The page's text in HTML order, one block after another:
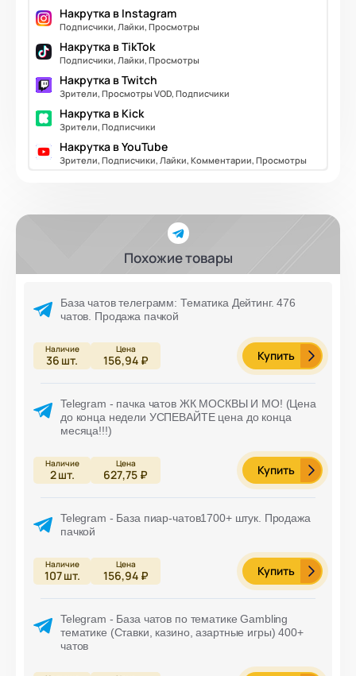
Накрутка в Instagram
Подписчики, Лайки, Просмотры
Накрутка в TikTok
Подписчики, Лайки, Просмотры
Накрутка в Twitch
Зрители, Просмотры VOD, Подписчики
Накрутка в Kick
Зрители, Подписчики
Накрутка в YouTube
Зрители, Подписчики, Лайки, Комментарии, Просмотры
Похожие товары
База чатов телеграмм: Тематика Дейтинг. 476
чатов. Продажа пачкой
36 шт. 156,94 ₽ Купить
Telegram - пачка чатов ЖК МОСКВЫ И МО! (Цена
до конца недели УСПЕВАЙТЕ цена до конца
месяца!!!)
2шт. 627,75 ₽ Купить
Telegram - База пиар-чатов1700+ штук. Продажа
пачкой
107шт. 156,94 ₽ Купить
Telegram - База чатов по тематике Gambling
тематике (Ставки, казино, азартные игры) 400+
чатов